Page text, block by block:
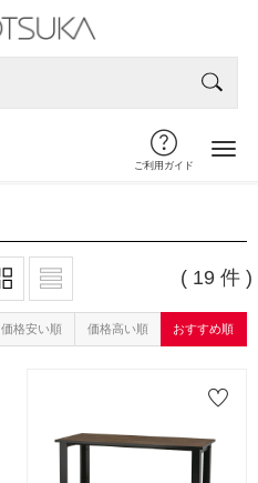
ご利用ガイド
( 19 件 )
価格安い順 価格高い順 おすすめ順